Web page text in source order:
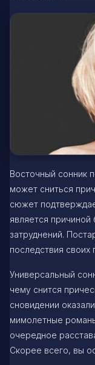
Восточный сонник
может сниться
сюжет
является
затруднений.
последствия своих
Универсальный
чему снится
сновидении
мимолетные
очередное
Скорее всего, вы